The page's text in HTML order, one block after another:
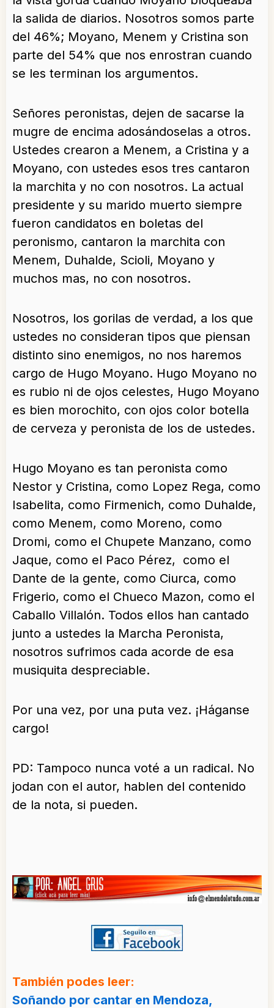
la salida de diarios. Nosotros somos parte
del 46%; Moyano, Menem y Cristina son
parte del 54% que nos enrostran cuando
se les terminan los argumentos.
Señores peronistas, dejen de sacarse la
mugre de encima adosándoselas a otros.
Ustedes crearon a Menem, a Cristina y a
Moyano, con ustedes esos tres cantaron
la marchita y no con nosotros. La actual
presidente y su marido muerto siempre
fueron candidatos en boletas del
peronismo, cantaron la marchita con
Menem, Duhalde, Scioli, Moyano y
muchos mas, no con nosotros.
Nosotros, los gorilas de verdad, a los que
ustedes no consideran tipos que piensan
distinto sino enemigos, no nos haremos
cargo de Hugo Moyano. Hugo Moyano no
es rubio ni de ojos celestes, Hugo Moyano
es bien morochito, con ojos color botella
de cerveza y peronista de los de ustedes.
Hugo Moyano es tan peronista como
Nestor y Cristina, como Lopez Rega, como
Isabelita, como Firmenich, como Duhalde,
como Menem, como Moreno, como
Dromi, como el Chupete Manzano, como
Jaque, como el Paco Pérez, como el
Dante de la gente, como Ciurca, como
Frigerio, como el Chueco Mazon, como el
Caballo Villalón. Todos ellos han cantado
junto a ustedes la Marcha Peronista,
nosotros sufrimos cada acorde de esa
musiquita despreciable.
Por una vez, por una puta vez. ¡Háganse
cargo!
PD: Tampoco nunca voté a un radical. No
jodan con el autor, hablen del contenido
de la nota, si pueden.
También podes leer:
Soñando por cantar en Mendoza,